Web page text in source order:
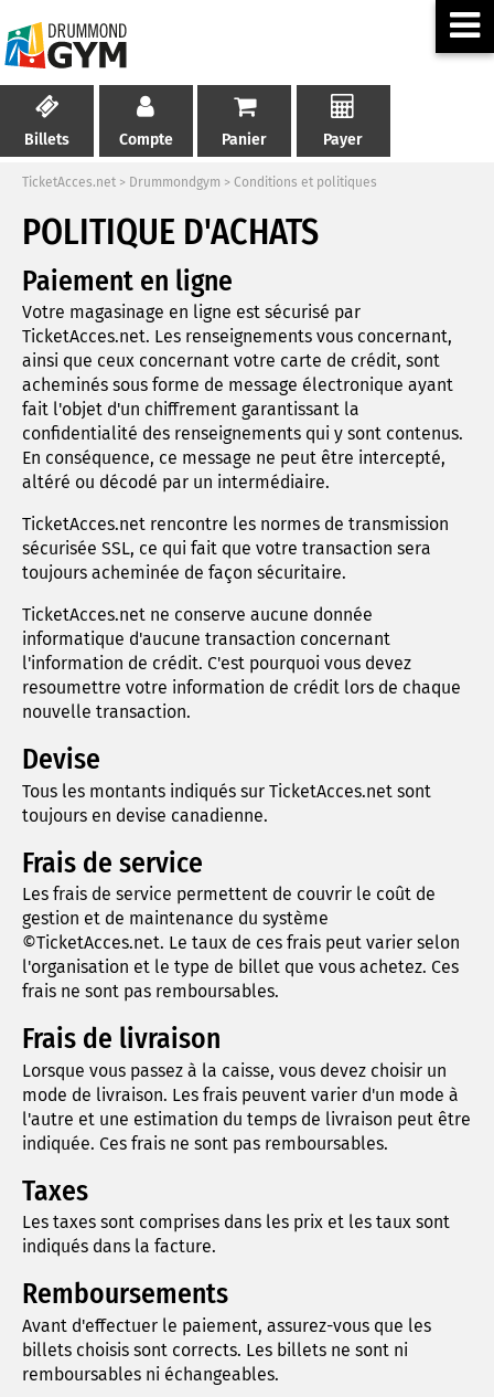
Billets Compte Panier Payer
TicketAcces.net > Drummondgym > Conditions et politiques
POLITIQUE D'ACHATS
Paiement en ligne
Votre magasinage en ligne est sécurisé par
TicketAcces.net. Les renseignements vous concernant,
ainsi que ceux concernant votre carte de crédit, sont
acheminés sous forme de message électronique ayant
fait l'objet d'un chiffrement garantissant la
confidentialité des renseignements qui y sont contenus.
En conséquence, ce message ne peut être intercepté,
altéré ou décodé par un intermédiaire.
TicketAcces.net rencontre les normes de transmission
sécurisée SSL, ce qui fait que votre transaction sera
toujours acheminée de façon sécuritaire.
TicketAcces.net ne conserve aucune donnée
informatique d'aucune transaction concernant
l'information de crédit. C'est pourquoi vous devez
resoumettre votre information de crédit lors de chaque
nouvelle transaction.
Devise
Tous les montants indiqués sur TicketAcces.net sont
toujours en devise canadienne.
Frais de service
Les frais de service permettent de couvrir le coût de
gestion et de maintenance du système
©TicketAcces.net. Le taux de ces frais peut varier selon
l'organisation et le type de billet que vous achetez. Ces
frais ne sont pas remboursables.
Frais de livraison
Lorsque vous passez à la caisse, vous devez choisir un
mode de livraison. Les frais peuvent varier d'un mode à
l'autre et une estimation du temps de livraison peut être
indiquée. Ces frais ne sont pas remboursables.
Taxes
Les taxes sont comprises dans les prix et les taux sont
indiqués dans la facture.
Remboursements
Avant d'effectuer le paiement, assurez-vous que les
billets choisis sont corrects. Les billets ne sont ni
remboursables ni échangeables.